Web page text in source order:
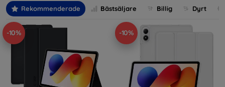
att hitta rätt tillbehör till din enhet. Våra fodral och skal är
inte bara praktiska utan också moderiktiga, vilket gör dem
till en integrerad del av din vardagsoutfit. För teknikälskare
eller de som bara vill skydda sin investering, vi finns här för
dig.
Rekommenderade Bästsäljare Billig Dyrt
-10% -10%